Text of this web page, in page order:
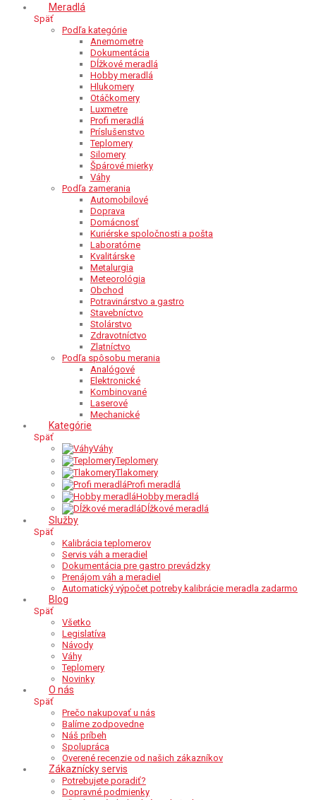
Meradlá
Späť
Podľa kategórie
Anemometre
Dokumentácia
Dĺžkové meradlá
Hobby meradlá
Hlukomery
Otáčkomery
Luxmetre
Profi meradlá
Príslušenstvo
Teplomery
Silomery
Špárové mierky
Váhy
Podľa zamerania
Automobilové
Doprava
Domácnosť
Kuriérske spoločnosti a pošta
Laboratórne
Kvalitárske
Metalurgia
Meteorológia
Obchod
Potravinárstvo a gastro
Stavebníctvo
Stolárstvo
Zdravotníctvo
Zlatníctvo
Podľa spôsobu merania
Analógové
Elektronické
Kombinované
Laserové
Mechanické
Kategórie
Späť
Váhy
Teplomery
Tlakomery
Profi meradlá
Hobby meradlá
Dĺžkové meradlá
Služby
Späť
Kalibrácia teplomerov
Servis váh a meradiel
Dokumentácia pre gastro prevádzky
Prenájom váh a meradiel
Automatický výpočet potreby kalibrácie meradla zadarmo
Blog
Späť
Všetko
Legislatíva
Návody
Váhy
Teplomery
Novinky
O nás
Späť
Prečo nakupovať u nás
Balíme zodpovedne
Náš príbeh
Spolupráca
Overené recenzie od našich zákazníkov
Zákaznícky servis
Potrebujete poradiť?
Dopravné podmienky